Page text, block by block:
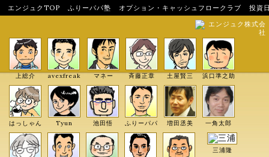
エンジュクTOP ふりーパパ塾 オプション・キャッシュフロークラブ
投資
エンジュク株式会
社
上総介 avexfreak マネー 斉藤正章 土屋賢三 浜口準之助
はっしゃん Tyun 池田悟 ふりーパパ 増田丞美 一角太郎
三浦隆